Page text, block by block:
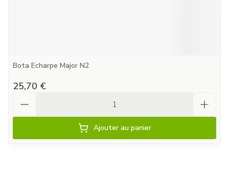
Bota Echarpe Major N2
25,70 €
Ajouter au panier